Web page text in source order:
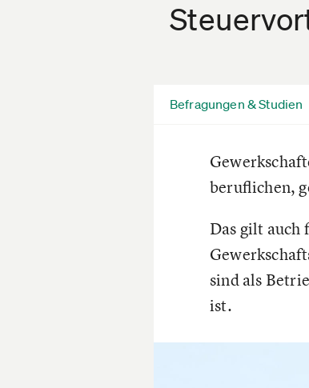
Befragungen & Studien
beruflichen,
Das gilt auch
sind als
ist.